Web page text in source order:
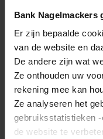
Bank Nagelmackers
Er zijn bepaalde
van de website en
De andere zijn wat
Ze onthouden uw
rekening mee kan
Ze analyseren het
gebruiksstatistieken
de website te
Bewijsstukken
toegevoegd aan de
een specifiek attest
rekeningafschriften
vermelding van de
brutobedrag, het
uitbetaling.